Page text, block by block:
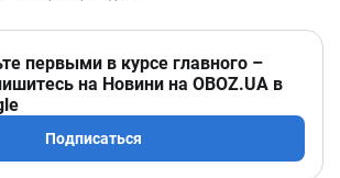
первыми в курсе главного –
на Новини на OBOZ.UA в
Подписаться